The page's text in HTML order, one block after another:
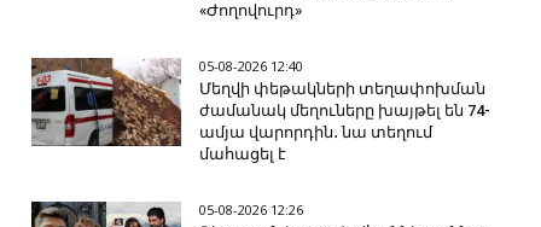
«Ժողովուրդ»
05-08-2026 12:40
Մեղվի փեթակների տեղափոխման
ժամանակ մեղուները խայթել են 74-
ամյա վարորդին․ նա տեղում
մահացել է
05-08-2026 12:26